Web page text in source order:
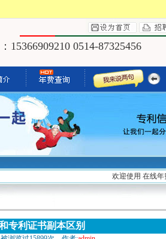
15366909210 0514-87325456
欢迎使用 在线年
专利证书副本区别